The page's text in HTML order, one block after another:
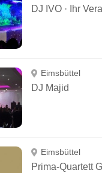
Eimsbüttel
DJ Majid
Eimsbüttel
Prima-Quartett